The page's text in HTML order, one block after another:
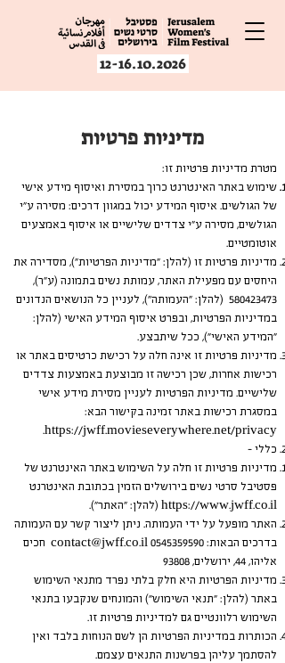
12-16.10.2026
מדיניות פרטיות
מטרת מדיניות פרטיות זו:
שימוש באתר האינטרנט כרוך במסירת ואיסוף מידע אישי
של הגולשים. איסוף המידע יכול במגוון דרכים: מסירה ע"י
הגולשים, מסירה ע"י צדדים שלישיים או איסוף באמצעים
אוטומטיים.
מדיניות פרטיות זו (להלן: "מדיניות הפרטיות"), מסדירה את
היחסים עם מפעילת האתר, עמותת נשים בתמונה (ע"ר),
580423473 (להלן: "העמותה"), לעניין כל הנושאים הנדונים
במדיניות הפרטיות, ובפרט איסוף המידע האישי (להלן:
"המידע האישי"), ככל שיתבצע.
מדיניות פרטיות זו אינה חלה על רכישת כרטיסים באתר או
רכישות אחרות, שכן רכישה זו מבוצעת באמצעות צדדים
שלישיים. מדיניות הפרטיות לעניין מסירת מידע אישי
במסגרת רכישות באתר זמינה בקישור הבא:
https://jwff.movieseverywhere.net/privacy
.
כללי –
מדיניות פרטיות זו חלה על השימוש באתר האינטרנט של
פסטיבל סרטי נשים בירושלים הזמין בכתובת האינטרנט
https://www.jwff.co.il (להלן: "האתר").
האתר מופעל על ידי העמותה. ניתן ליצור קשר עם העמותה
בדרכים הבאות:
contact@jwff.co.il0545359590
חכים
אליהו, 44, ירושלים, 93808
מדיניות הפרטיות היא חלק בלתי נפרד מתנאי השימוש
באתר (להלן: "תנאי השימוש") והמונחים שנקבעו בתנאי
השימוש רלוונטיים גם למדיניות פרטיות זו.
הכותרות במדיניות הפרטיות הן לשם הנוחות בלבד ואין
להסתמך עליהן בפרשנות התנאים עצמם.